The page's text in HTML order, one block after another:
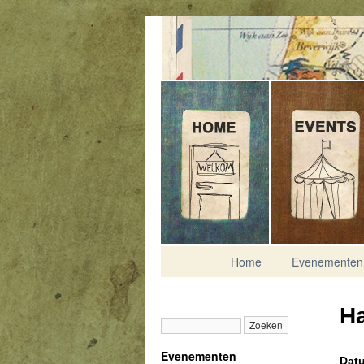
Contact
Home Evenementen
Evenementen